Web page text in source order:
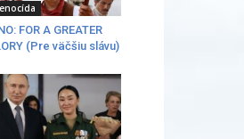
FOR A GREATER
(Pre väčšiu slávu)